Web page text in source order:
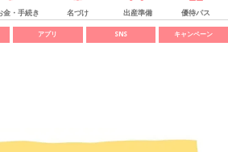
金・手続き 名づけ 出産準備 優待パス
アプリ SNS キャンペーン